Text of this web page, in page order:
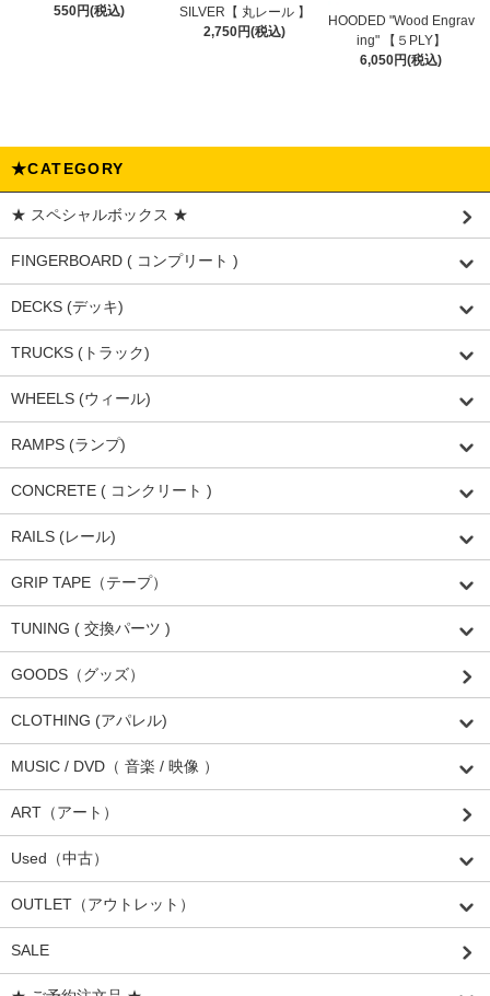
550円(税込)
SILVER【 丸レール 】
2,750円(税込)
HOODED "Wood Engrav
ing" 【５PLY】
6,050円(税込)
★CATEGORY
★ スペシャルボックス ★
FINGERBOARD ( コンプリート )
DECKS (デッキ)
TRUCKS (トラック)
WHEELS (ウィール)
RAMPS (ランプ)
CONCRETE ( コンクリート )
RAILS (レール)
GRIP TAPE（テープ）
TUNING ( 交換パーツ )
GOODS（グッズ）
CLOTHING (アパレル)
MUSIC / DVD（ 音楽 / 映像 ）
ART（アート）
Used（中古）
OUTLET（アウトレット）
SALE